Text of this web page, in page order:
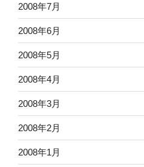
2008年7月
2008年6月
2008年5月
2008年4月
2008年3月
2008年2月
2008年1月